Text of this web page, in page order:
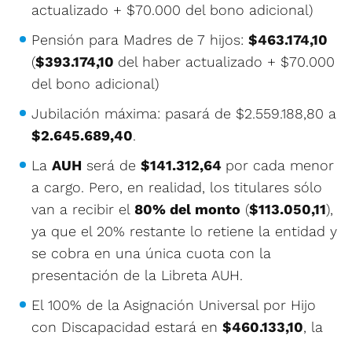
actualizado + $70.000 del bono adicional)
Pensión para Madres de 7 hijos: $463.174,10
($393.174,10 del haber actualizado + $70.000
del bono adicional)
Jubilación máxima: pasará de $2.559.188,80 a
$2.645.689,40.
La AUH será de $141.312,64 por cada menor
a cargo. Pero, en realidad, los titulares sólo
van a recibir el 80% del monto ($113.050,11),
ya que el 20% restante lo retiene la entidad y
se cobra en una única cuota con la
presentación de la Libreta AUH.
El 100% de la Asignación Universal por Hijo
con Discapacidad estará en $460.133,10, la